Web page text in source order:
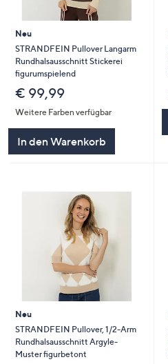
Neu
STRANDFEIN Pullover Langarm
Rundhalsausschnitt Stickerei
figurumspielend
€ 99,99
Weitere Farben verfügbar
In den Warenkorb
Neu
STRANDFEIN Pullover, 1/2-Arm
Rundhalsausschnitt Argyle-
Muster figurbetont